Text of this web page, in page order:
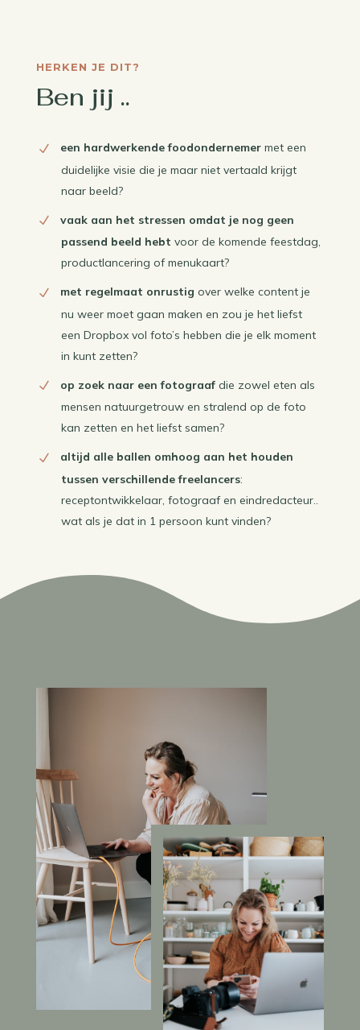
HERKEN JE DIT?
Ben jij ..
een hardwerkende foodondernemermet een
duidelijke visie die je maar niet vertaald krijgt
naar beeld?
vaak aan het stressen omdat je nog geen
passend beeld hebt voor de komende feestdag,
productlancering of menukaart?
met regelmaat onrustig over welke content je
nu weer moet gaan maken en zou je het liefst
een Dropbox vol foto’s hebben die je elk moment
in kunt zetten?
op zoek naar een fotograafdie zowel eten als
mensen natuurgetrouw en stralend op de foto
kan zetten en het liefst samen?
altijd alle ballen omhoog aan het houden
tussen verschillende freelancers:
receptontwikkelaar, fotograaf en eindredacteur..
wat als je dat in 1 persoon kunt vinden?